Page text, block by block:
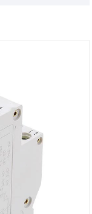
0,3
I △ n~I △ n
4000
25